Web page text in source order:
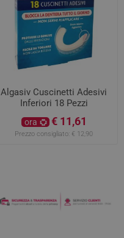
Algasiv Cuscinetti Adesivi
Inferiori 18 Pezzi
ora € 11,61
Prezzo consigliato: € 12,90